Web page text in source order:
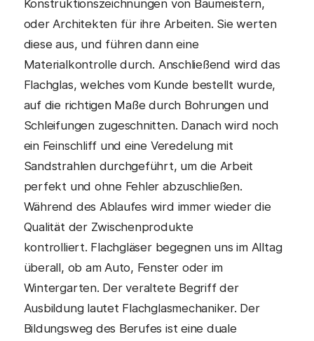
Konstruktionszeichnungen von Baumeistern,
oder Architekten für ihre Arbeiten. Sie werten
diese aus, und führen dann eine
Materialkontrolle durch. Anschließend wird das
Flachglas, welches vom Kunde bestellt wurde,
auf die richtigen Maße durch Bohrungen und
Schleifungen zugeschnitten. Danach wird noch
ein Feinschliff und eine Veredelung mit
Sandstrahlen durchgeführt, um die Arbeit
perfekt und ohne Fehler abzuschließen.
Während des Ablaufes wird immer wieder die
Qualität der Zwischenprodukte
kontrolliert. Flachgläser begegnen uns im Alltag
überall, ob am Auto, Fenster oder im
Wintergarten. Der veraltete Begriff der
Ausbildung lautet Flachglasmechaniker. Der
Bildungsweg des Berufes ist eine duale